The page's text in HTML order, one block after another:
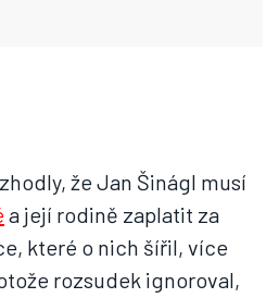
že Jan Šinágl musí
a její rodině zaplatit za
které o nich šířil, více
rozsudek ignoroval,